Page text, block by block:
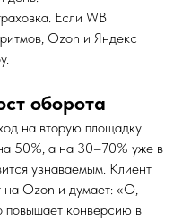
Если WB
Ozon и Яндекс
оборота
на вторую площадку
50%, а на 30–70% уже в
узнаваемым. Клиент
на Ozon и думает: «О,
повышает конверсию в